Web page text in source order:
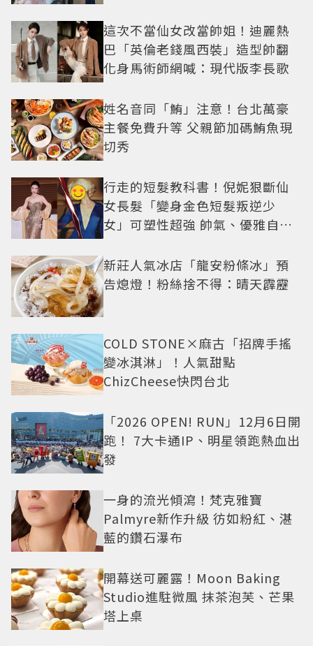
這次不當仙女改當帥姐！迪麗熱
巴「英倫老錢風西裝」造型帥翻
化身馬術師網喊：現代版李長歌
姓名音同「鮪」注意！台北萬豪
主餐免費升等 父親節加碼鮪魚現
切秀
行走的短髮教科書！倪妮狠斷仙
女長髮「變身金色短髮叛逆少
女」可塑性超強 帥氣、優雅自由
新莊人氣冰店「龍安粉條冰」預
告熄燈！粉絲捨不得：晴天霹靂
COLD STONE×麻古「招牌手搖
變冰淇淋」！人氣甜點
ChizCheese快閃台北
「2026 OPEN! RUN」12月6日開
跑！ 7大卡通IP、明星領跑熱血出
發
一身的流光傾瀉！梵克雅寶
Palmyre新作升級 彷如粉紅、湛
藍的鑽石瀑布
開幕送可麗露！Moon Baking
Studio進駐微風 抹茶泡芙、芒果
塔上桌